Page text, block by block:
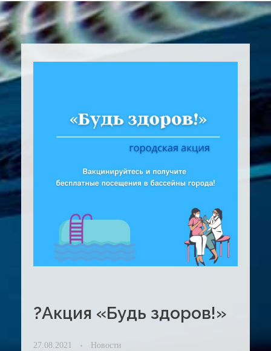
?Акция «Будь здоров!»
27.08.2021 Новости